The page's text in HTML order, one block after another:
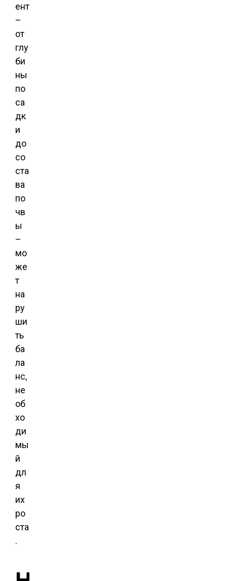
ент
–
от
глу
би
ны
по
са
дк
и
до
со
ста
ва
по
чв
ы
–
мо
же
т
на
ру
ши
ть
ба
ла
нс,
не
об
хо
ди
мы
й
дл
я
их
ро
ста
.